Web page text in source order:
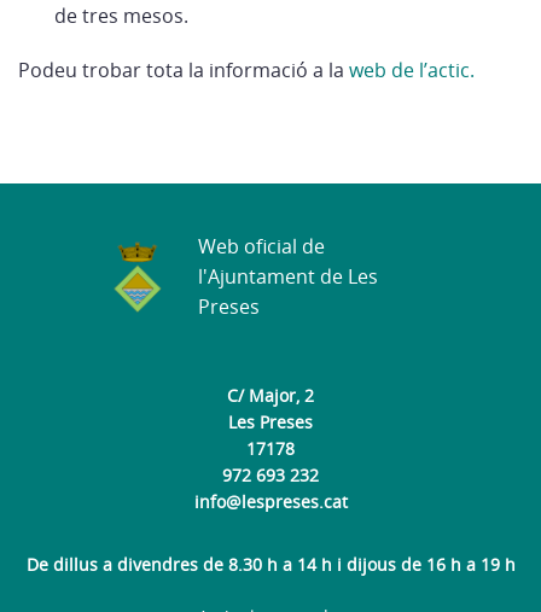
de tres mesos.
Podeu trobar tota la informació a la web de l’actic.
C/ Major, 2
Les Preses
17178
972 693 232
info@lespreses.cat
De dillus a divendres de 8.30 h a 14 h i dijous de 16 h a 19 h
Web oficial de
l'Ajuntament de Les
Preses